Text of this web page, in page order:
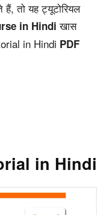
तो यह ट्यूटोरियल
in Hindi खास
in Hindi PDF
in Hindi